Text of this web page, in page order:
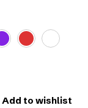
Add to wishlist